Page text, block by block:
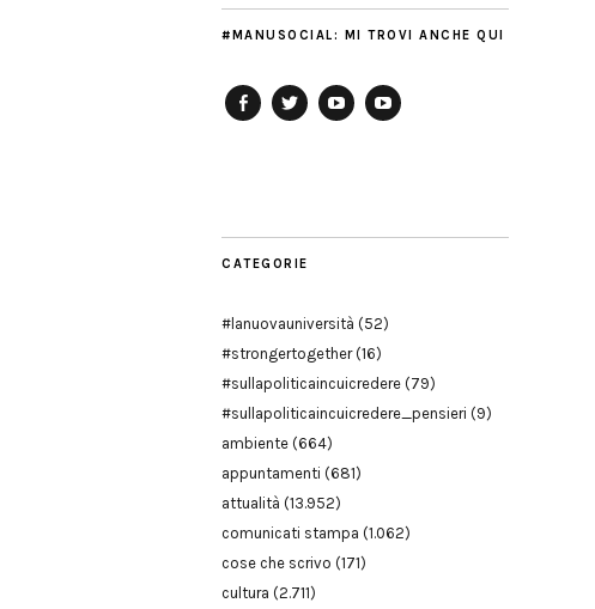
#MANUSOCIAL: MI TROVI ANCHE QUI
CATEGORIE
#lanuovauniversità (52)
#strongertogether(16)
#sullapoliticaincuicredere (79)
#sullapoliticaincuicredere_pensieri (9)
ambiente (664)
appuntamenti (681)
attualità (13.952)
comunicati stampa (1.062)
cose che scrivo (171)
cultura (2.711)